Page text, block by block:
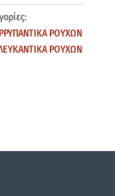
ΡΟΥΧΩΝ
ΡΟΥΧΩΝ